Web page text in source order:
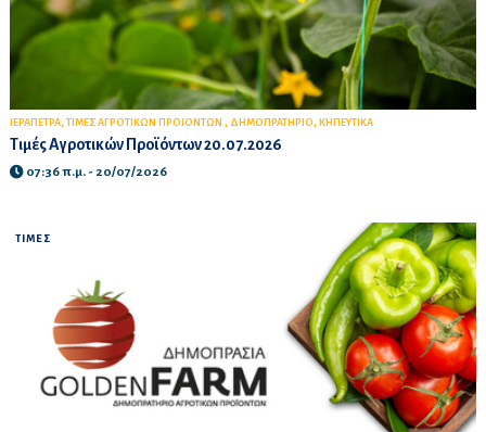
ΙΕΡΑΠΕΤΡΑ, ΤΙΜΕΣ ΑΓΡΟΤΙΚΩΝ ΠΡΟΙΟΝΤΩΝ , ΔΗΜΟΠΡΑΤΗΡΙΟ, ΚΗΠΕΥΤΙΚΑ
Τιμές Αγροτικών Προϊόντων 20.07.2026
07:36 π.μ. - 20/07/2026
ΤΙΜΕΣ